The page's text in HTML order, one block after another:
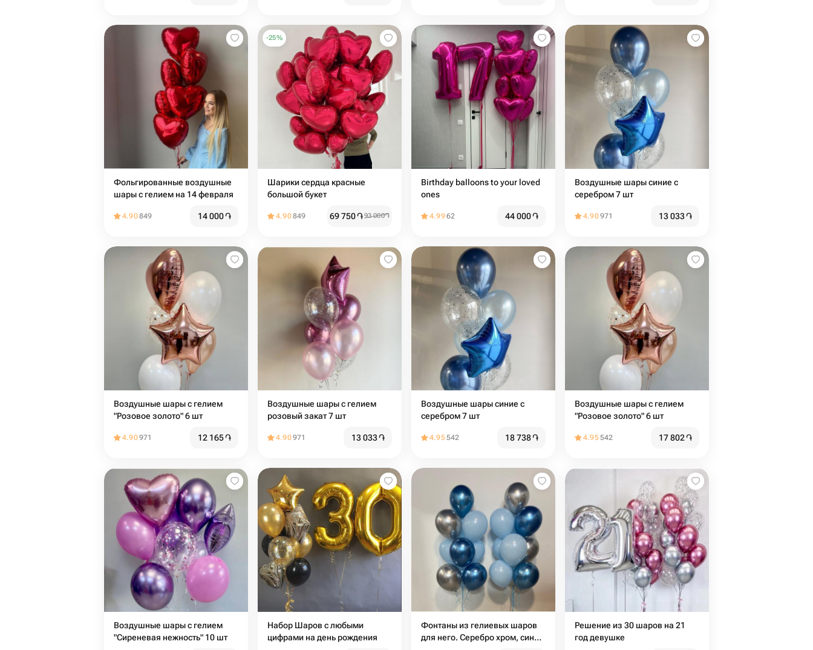
Фольгированные воздушные
шары с гелием на 14 февраля
4.90849 14 000֏
-25%
Шарики сердца красные
большой букет
4.90849 69 750֏93 000֏
Birthday balloons to your loved
ones
4.9962 44 000֏
Воздушные шары синие с
серебром 7 шт
4.90971 13 033֏
Воздушные шары с гелием
"Розовое золото" 6 шт
4.90971 12 165֏
Воздушные шары с гелием
розовый закат 7 шт
4.90971 13 033֏
Воздушные шары синие с
серебром 7 шт
4.95542 18 738֏
Воздушные шары с гелием
"Розовое золото" 6 шт
4.95542 17 802֏
Воздушные шары с гелием
"Сиреневая нежность" 10 шт
Набор Шаров с любыми
цифрами на день рождения
Фонтаны из гелиевых шаров
для него. Серебро хром, синий
Решение из 30 шаров на 21
год девушке